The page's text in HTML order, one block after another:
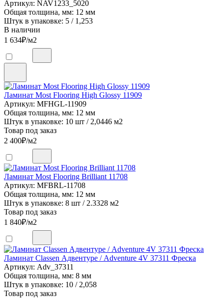
Артикул: NAV1233_5020
Общая толщина, мм: 12 мм
Штук в упаковке: 5 / 1,253
В наличии
1 634₽/м2
Ламинат Most Flooring High Glossy 11909
Артикул: MFHGL-11909
Общая толщина, мм: 12 мм
Штук в упаковке: 10 шт / 2,0446 м2
Товар под заказ
2 400₽/м2
Ламинат Most Flooring Brilliant 11708
Артикул: MFBRL-11708
Общая толщина, мм: 12 мм
Штук в упаковке: 8 шт / 2.3328 м2
Товар под заказ
1 840₽/м2
Ламинат Classen Адвентуре / Adventure 4V 37311 Фреска
Артикул: Adv_37311
Общая толщина, мм: 8 мм
Штук в упаковке: 10 / 2,058
Товар под заказ